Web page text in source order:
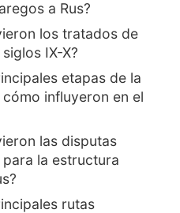
a Rus?
los tratados de
IX-X?
etapas de la
influyeron en el
las disputas
la estructura
rutas